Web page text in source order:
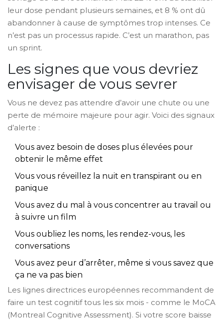
leur dose pendant plusieurs semaines, et 8 % ont dû
abandonner à cause de symptômes trop intenses. Ce
n’est pas un processus rapide. C’est un marathon, pas
un sprint.
Les signes que vous devriez
envisager de vous sevrer
Vous ne devez pas attendre d’avoir une chute ou une
perte de mémoire majeure pour agir. Voici des signaux
d’alerte :
Vous avez besoin de doses plus élevées pour
obtenir le même effet
Vous vous réveillez la nuit en transpirant ou en
panique
Vous avez du mal à vous concentrer au travail ou
à suivre un film
Vous oubliez les noms, les rendez-vous, les
conversations
Vous avez peur d’arrêter, même si vous savez que
ça ne va pas bien
Les lignes directrices européennes recommandent de
faire un test cognitif tous les six mois - comme le MoCA
(Montreal Cognitive Assessment). Si votre score baisse